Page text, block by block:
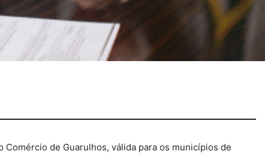
de Guarulhos, válida para os municípios de